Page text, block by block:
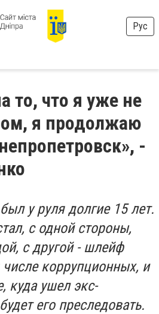
Рус
то, что я уже не
я продолжаю
-
у руля долгие 15 лет.
с одной стороны,
с другой - шлейф
коррупционных, и
куда ушел экс-
его преследовать.